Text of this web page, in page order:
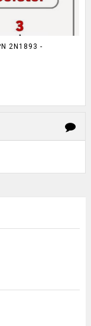
2N1893 -